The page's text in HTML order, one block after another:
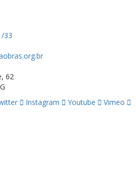
33
62
Instagram Youtube Vimeo